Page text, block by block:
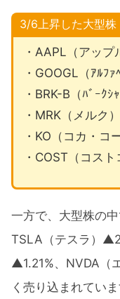
3/6上昇した大型株
・AAPL（アッ
・GOOGL（ｱﾙﾌ
・BRK-B（ﾊﾞｰｸ
・MRK（メルク
・KO（コカ・コ
・COST（コス
一方で、大型株の
TSLA（テスラ）
▲1.21%、NVDA（
く売り込まれていま